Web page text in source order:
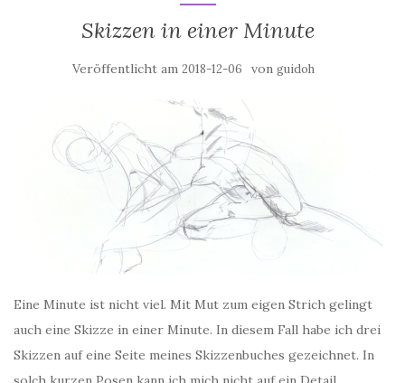
Skizzen in einer Minute
Veröffentlicht am 2018-12-06 von guidoh
Eine Minute ist nicht viel. Mit Mut zum eigen Strich gelingt
auch eine Skizze in einer Minute. In diesem Fall habe ich drei
Skizzen auf eine Seite meines Skizzenbuches gezeichnet. In